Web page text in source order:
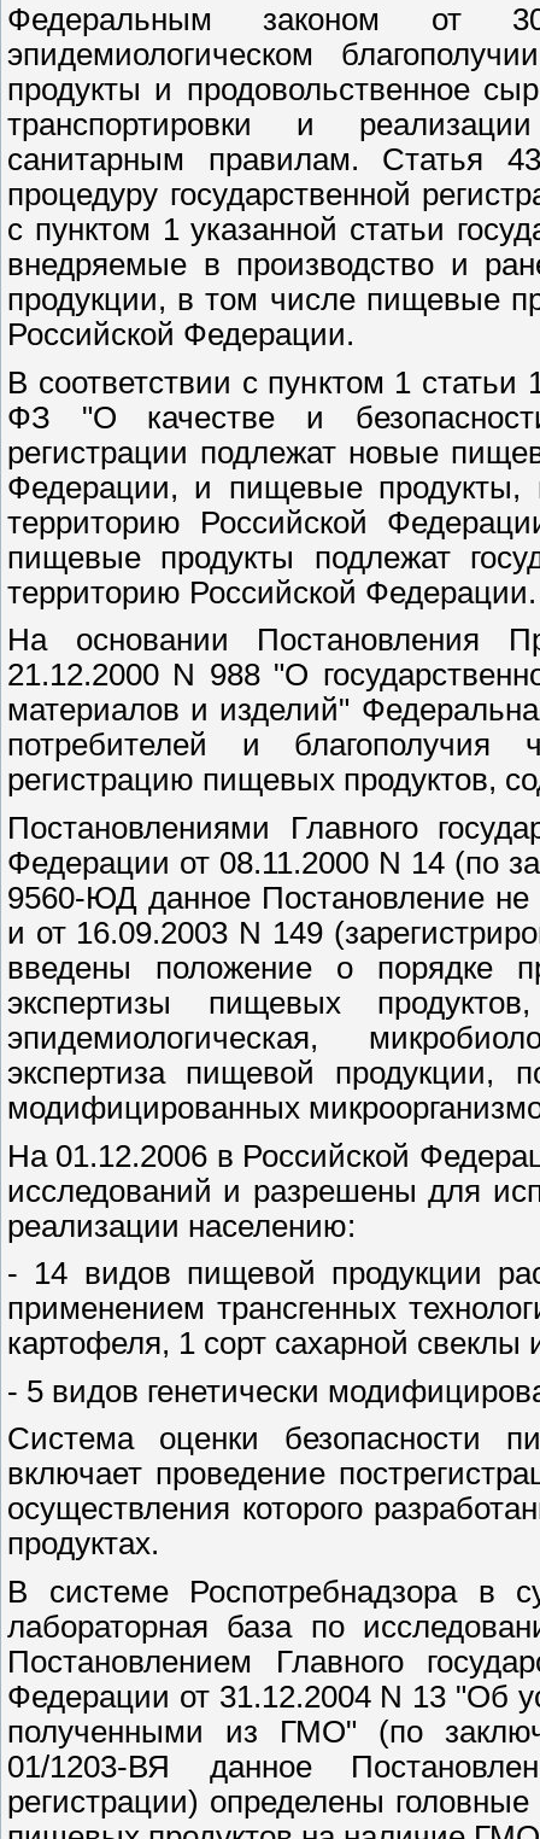
Федеральным законом от
эпидемиологическом
продукты и продовольственное
транспортировки и
санитарным правилам. Статья
процедуру государственной
с пунктом 1 указанной статьи
внедряемые в производство и
продукции, в том числе пищевые
Российской Федерации.
В соответствии с пунктом 1
ФЗ "О качестве и
регистрации подлежат новые
Федерации, и пищевые продукты,
территорию Российской
пищевые продукты подлежат
территорию Российской Федерации.
На основании Постановления
21.12.2000 N 988 "О
материалов и изделий"
потребителей и благополучия
регистрацию пищевых продуктов,
Постановлениями Главного
Федерации от 08.11.2000 N 14 (по
9560-ЮД данное Постановление не
и от 16.09.2003 N 149
введены положение о порядке
экспертизы пищевых
эпидемиологическая,
экспертиза пищевой продукции,
модифицированных
На 01.12.2006 в Российской
исследований и разрешены для
реализации населению:
- 14 видов пищевой продукции
применением трансгенных
картофеля, 1 сорт сахарной свеклы
- 5 видов генетически
Система оценки безопасности
включает проведение
осуществления которого
продуктах.
В системе Роспотребнадзора в
лабораторная база по
Постановлением Главного
Федерации от 31.12.2004 N 13 "Об
полученными из ГМО" (по
01/1203-ВЯ данное
регистрации) определены